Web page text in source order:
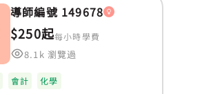
導師編號 149678
$250起每小時學費
8.1k 瀏覽過
會計 化學